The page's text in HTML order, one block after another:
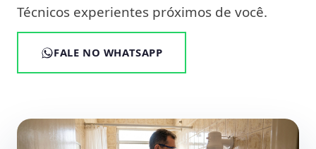
Técnicos experientes próximos de você.
FALE NO WHATSAPP